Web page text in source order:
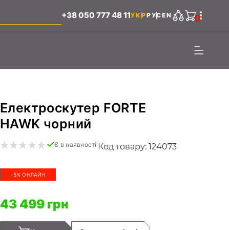
+38 050 777 48 11УКРРУСEN 0
Електроскутер FORTE
HAWK чорний
Є в наявності Код товару: 124073
-5% ОНЛАЙН
43 499 грн